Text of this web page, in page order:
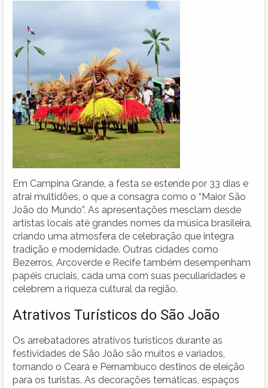
Em Campina Grande, a festa se estende por 33 dias e
atrai multidões, o que a consagra como o “Maior São
João do Mundo”. As apresentações mesclam desde
artistas locais até grandes nomes da música brasileira,
criando uma atmosfera de celebração que integra
tradição e modernidade. Outras cidades como
Bezerros, Arcoverde e Recife também desempenham
papéis cruciais, cada uma com suas peculiaridades e
celebrem a riqueza cultural da região.
Atrativos Turísticos do São João
Os arrebatadores atrativos turísticos durante as
festividades de São João são muitos e variados,
tornando o Ceará e Pernambuco destinos de eleição
para os turistas. As decorações temáticas, espaços